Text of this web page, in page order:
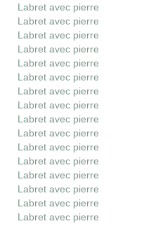
Labret avec pierre
Labret avec pierre
Labret avec pierre
Labret avec pierre
Labret avec pierre
Labret avec pierre
Labret avec pierre
Labret avec pierre
Labret avec pierre
Labret avec pierre
Labret avec pierre
Labret avec pierre
Labret avec pierre
Labret avec pierre
Labret avec pierre
Labret avec pierre